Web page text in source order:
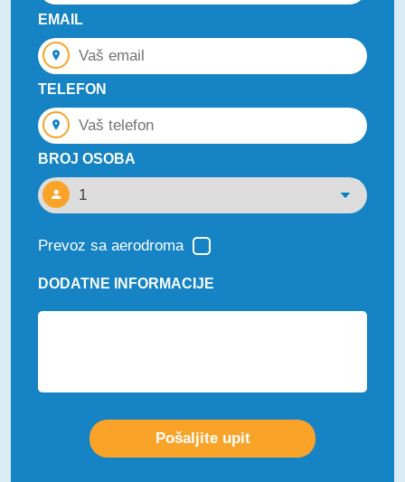
EMAIL
TELEFON
BROJ OSOBA
Prevoz sa aerodroma
DODATNE INFORMACIJE